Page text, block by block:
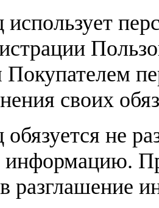
Покупателем
своих
не
информацию.
разглашение